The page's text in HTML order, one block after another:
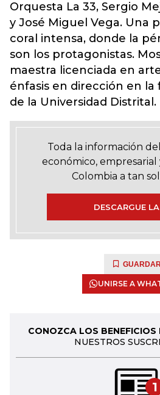
Orquesta La 33, Sergio
y José Miguel Vega. Una
coral intensa, donde la
son los protagonistas.
maestra licenciada en
énfasis en dirección en
de la Universidad Distrital.
Toda la información
económico,
Colombia a tan
DESCARGUE
UNIRSE A
CONOZCA LOS BENEFICIOS
NUESTROS
1